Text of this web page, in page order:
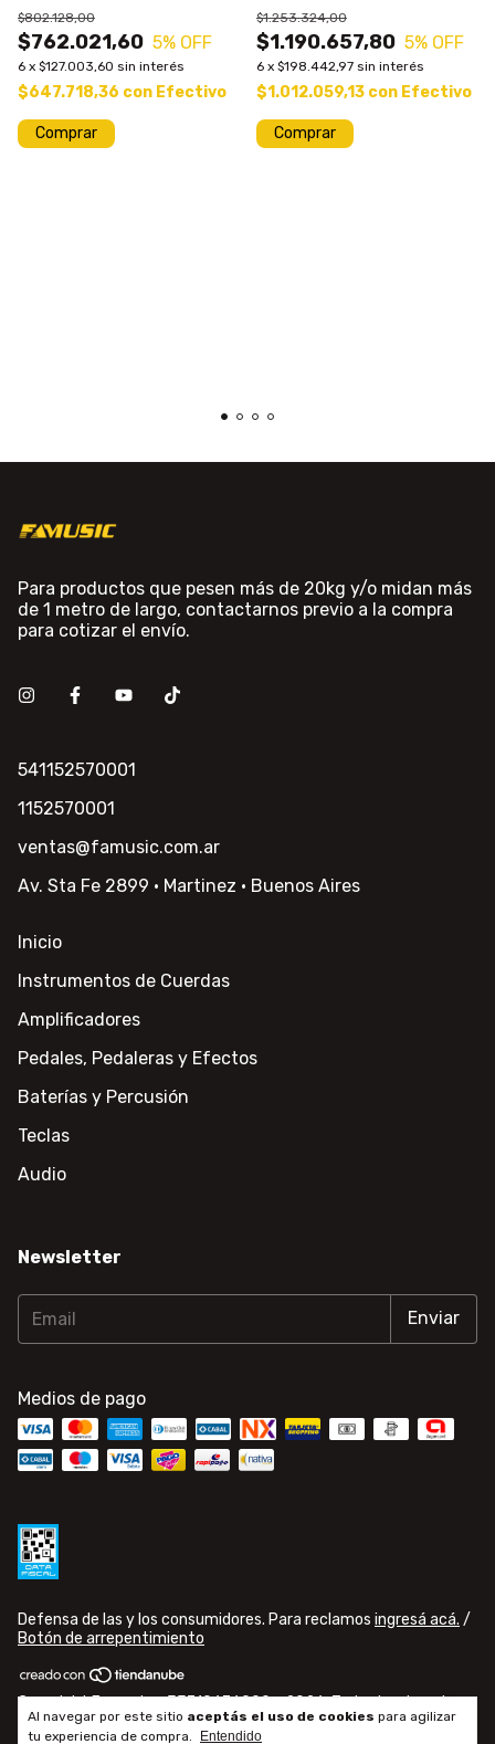
Al navegar por este sitio aceptás el uso de cookies para agilizar
tu experiencia de compra.
Entendido
$762.021,60
$802.128,00
5% OFF
6 x $127.003,60 sin interés
$647.718,36 con Efectivo
Comprar
$1.190.657,80
$1.253.324,00
5% OFF
6 x $198.442,97 sin interés
$1.012.059,13 con Efectivo
Comprar
Para productos que pesen más de 20kg y/o midan más
de 1 metro de largo, contactarnos previo a la compra
para cotizar el envío.
541152570001
1152570001
ventas@famusic.com.ar
Av. Sta Fe 2899 · Martinez · Buenos Aires
Inicio
Instrumentos de Cuerdas
Amplificadores
Pedales, Pedaleras y Efectos
Baterías y Percusión
Teclas
Audio
Newsletter
Medios de pago
Defensa de las y los consumidores. Para reclamos ingresá acá. /
Botón de arrepentimiento
Copyright Famusic - 33710676009 - 2026. Todos los derechos
reservados.